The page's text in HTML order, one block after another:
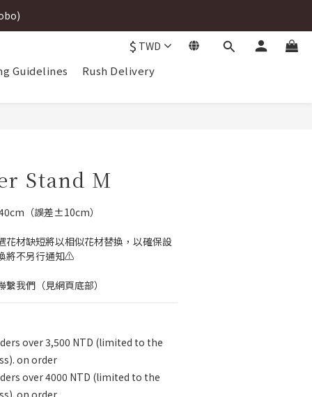
$ TWD
Guidelines Rush Delivery
Stand M
（誤差±10cm）
材缺短將以相似花材替換，以確保設
將不另行通知⚠️
我們（見網頁底部）
over 3,500 NTD (limited to the
on order
over 4000 NTD (limited to the
on order